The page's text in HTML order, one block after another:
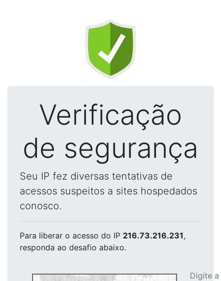
Verificação
de segurança
Seu IP fez diversas tentativas de
acessos suspeitos a sites hospedados
conosco.
Para liberar o acesso do IP 216.73.216.231,
responda ao desafio abaixo.
Digite